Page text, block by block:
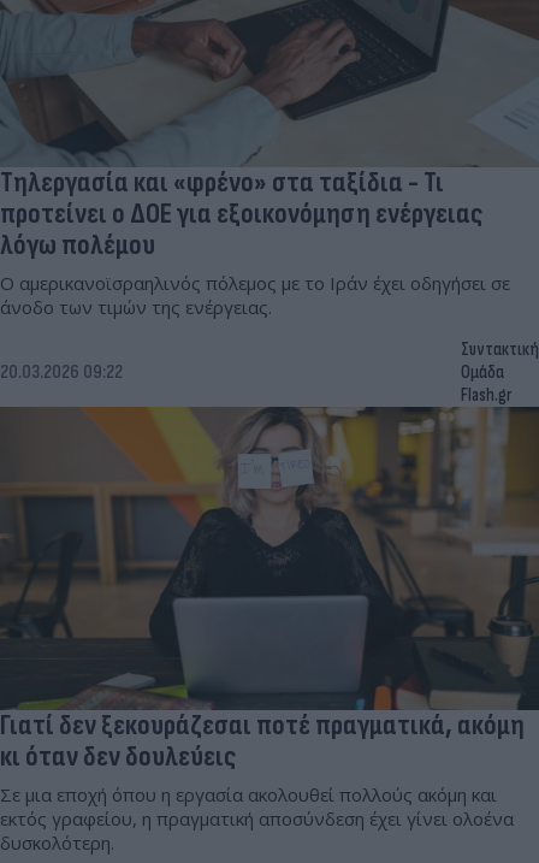
Τηλεργασία και «φρένο» στα ταξίδια - Τι
προτείνει ο ΔΟΕ για εξοικονόμηση ενέργειας
λόγω πολέμου
Ο αμερικανοϊσραηλινός πόλεμος με το Ιράν έχει οδηγήσει σε
άνοδο των τιμών της ενέργειας.
20.03.2026 09:22
Συντακτική
Ομάδα
Flash.gr
Γιατί δεν ξεκουράζεσαι ποτέ πραγματικά, ακόμη
κι όταν δεν δουλεύεις
Σε μια εποχή όπου η εργασία ακολουθεί πολλούς ακόμη και
εκτός γραφείου, η πραγματική αποσύνδεση έχει γίνει ολοένα
δυσκολότερη.